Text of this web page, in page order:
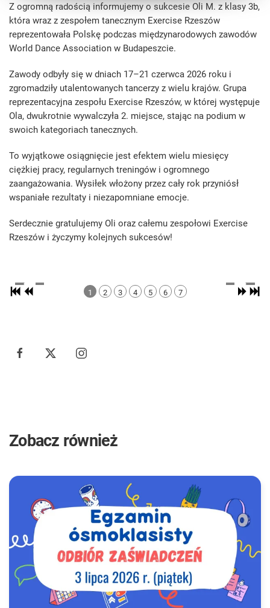
Z ogromną radością informujemy o sukcesie Oli M. z klasy 3b,
która wraz z zespołem tanecznym Exercise Rzeszów
reprezentowała Polskę podczas międzynarodowych zawodów
World Dance Association w Budapeszcie.
Zawody odbyły się w dniach 17–21 czerwca 2026 roku i
zgromadziły utalentowanych tancerzy z wielu krajów. Grupa
reprezentacyjna zespołu Exercise Rzeszów, w której występuje
Ola, dwukrotnie wywalczyła 2. miejsce, stając na podium w
swoich kategoriach tanecznych.
To wyjątkowe osiągnięcie jest efektem wielu miesięcy
ciężkiej pracy, regularnych treningów i ogromnego
zaangażowania. Wysiłek włożony przez cały rok przyniósł
wspaniałe rezultaty i niezapomniane emocje.
Serdecznie gratulujemy Oli oraz całemu zespołowi Exercise
Rzeszów i życzymy kolejnych sukcesów!
1 2 3 4 5 6 7
Zobacz również